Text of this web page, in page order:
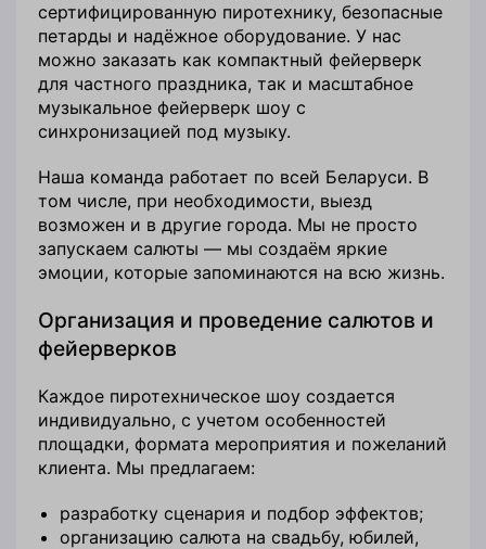
сертифицированную пиротехнику, безопасные
петарды и надёжное оборудование. У нас
можно заказать как компактный фейерверк
для частного праздника, так и масштабное
музыкальное фейерверк шоу с
синхронизацией под музыку.
Наша команда работает по всей Беларуси. В
том числе, при необходимости, выезд
возможен и в другие города. Мы не просто
запускаем салюты — мы создаём яркие
эмоции, которые запоминаются на всю жизнь.
Организация и проведение салютов и
фейерверков
Каждое пиротехническое шоу создается
индивидуально, с учетом особенностей
площадки, формата мероприятия и пожеланий
клиента. Мы предлагаем:
разработку сценария и подбор эффектов;
организацию салюта на свадьбу, юбилей,